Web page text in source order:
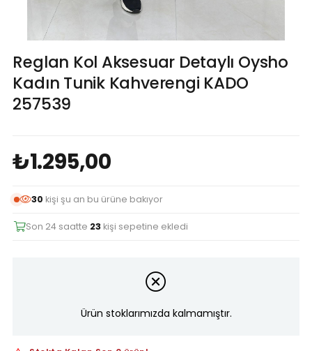
Reglan Kol Aksesuar Detaylı Oysho
Kadın Tunik Kahverengi KADO
257539
₺1.295,00
30 kişi şu an bu ürüne bakıyor
Son 24 saatte 23 kişi sepetine ekledi
Ürün stoklarımızda kalmamıştır.